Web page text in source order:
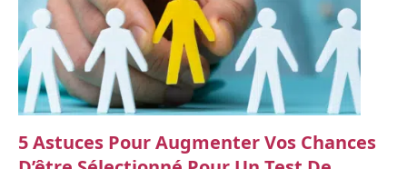
5 Astuces Pour Augmenter Vos Chances